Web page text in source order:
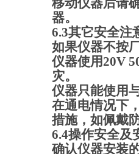
移动仪器后请
器。
6.3其它安全注
如果仪器不按
仪器使用20V
灾。
仪器只能使用
在通电情况下
措施，如佩戴
6.4操作安全及
确认仪器安装